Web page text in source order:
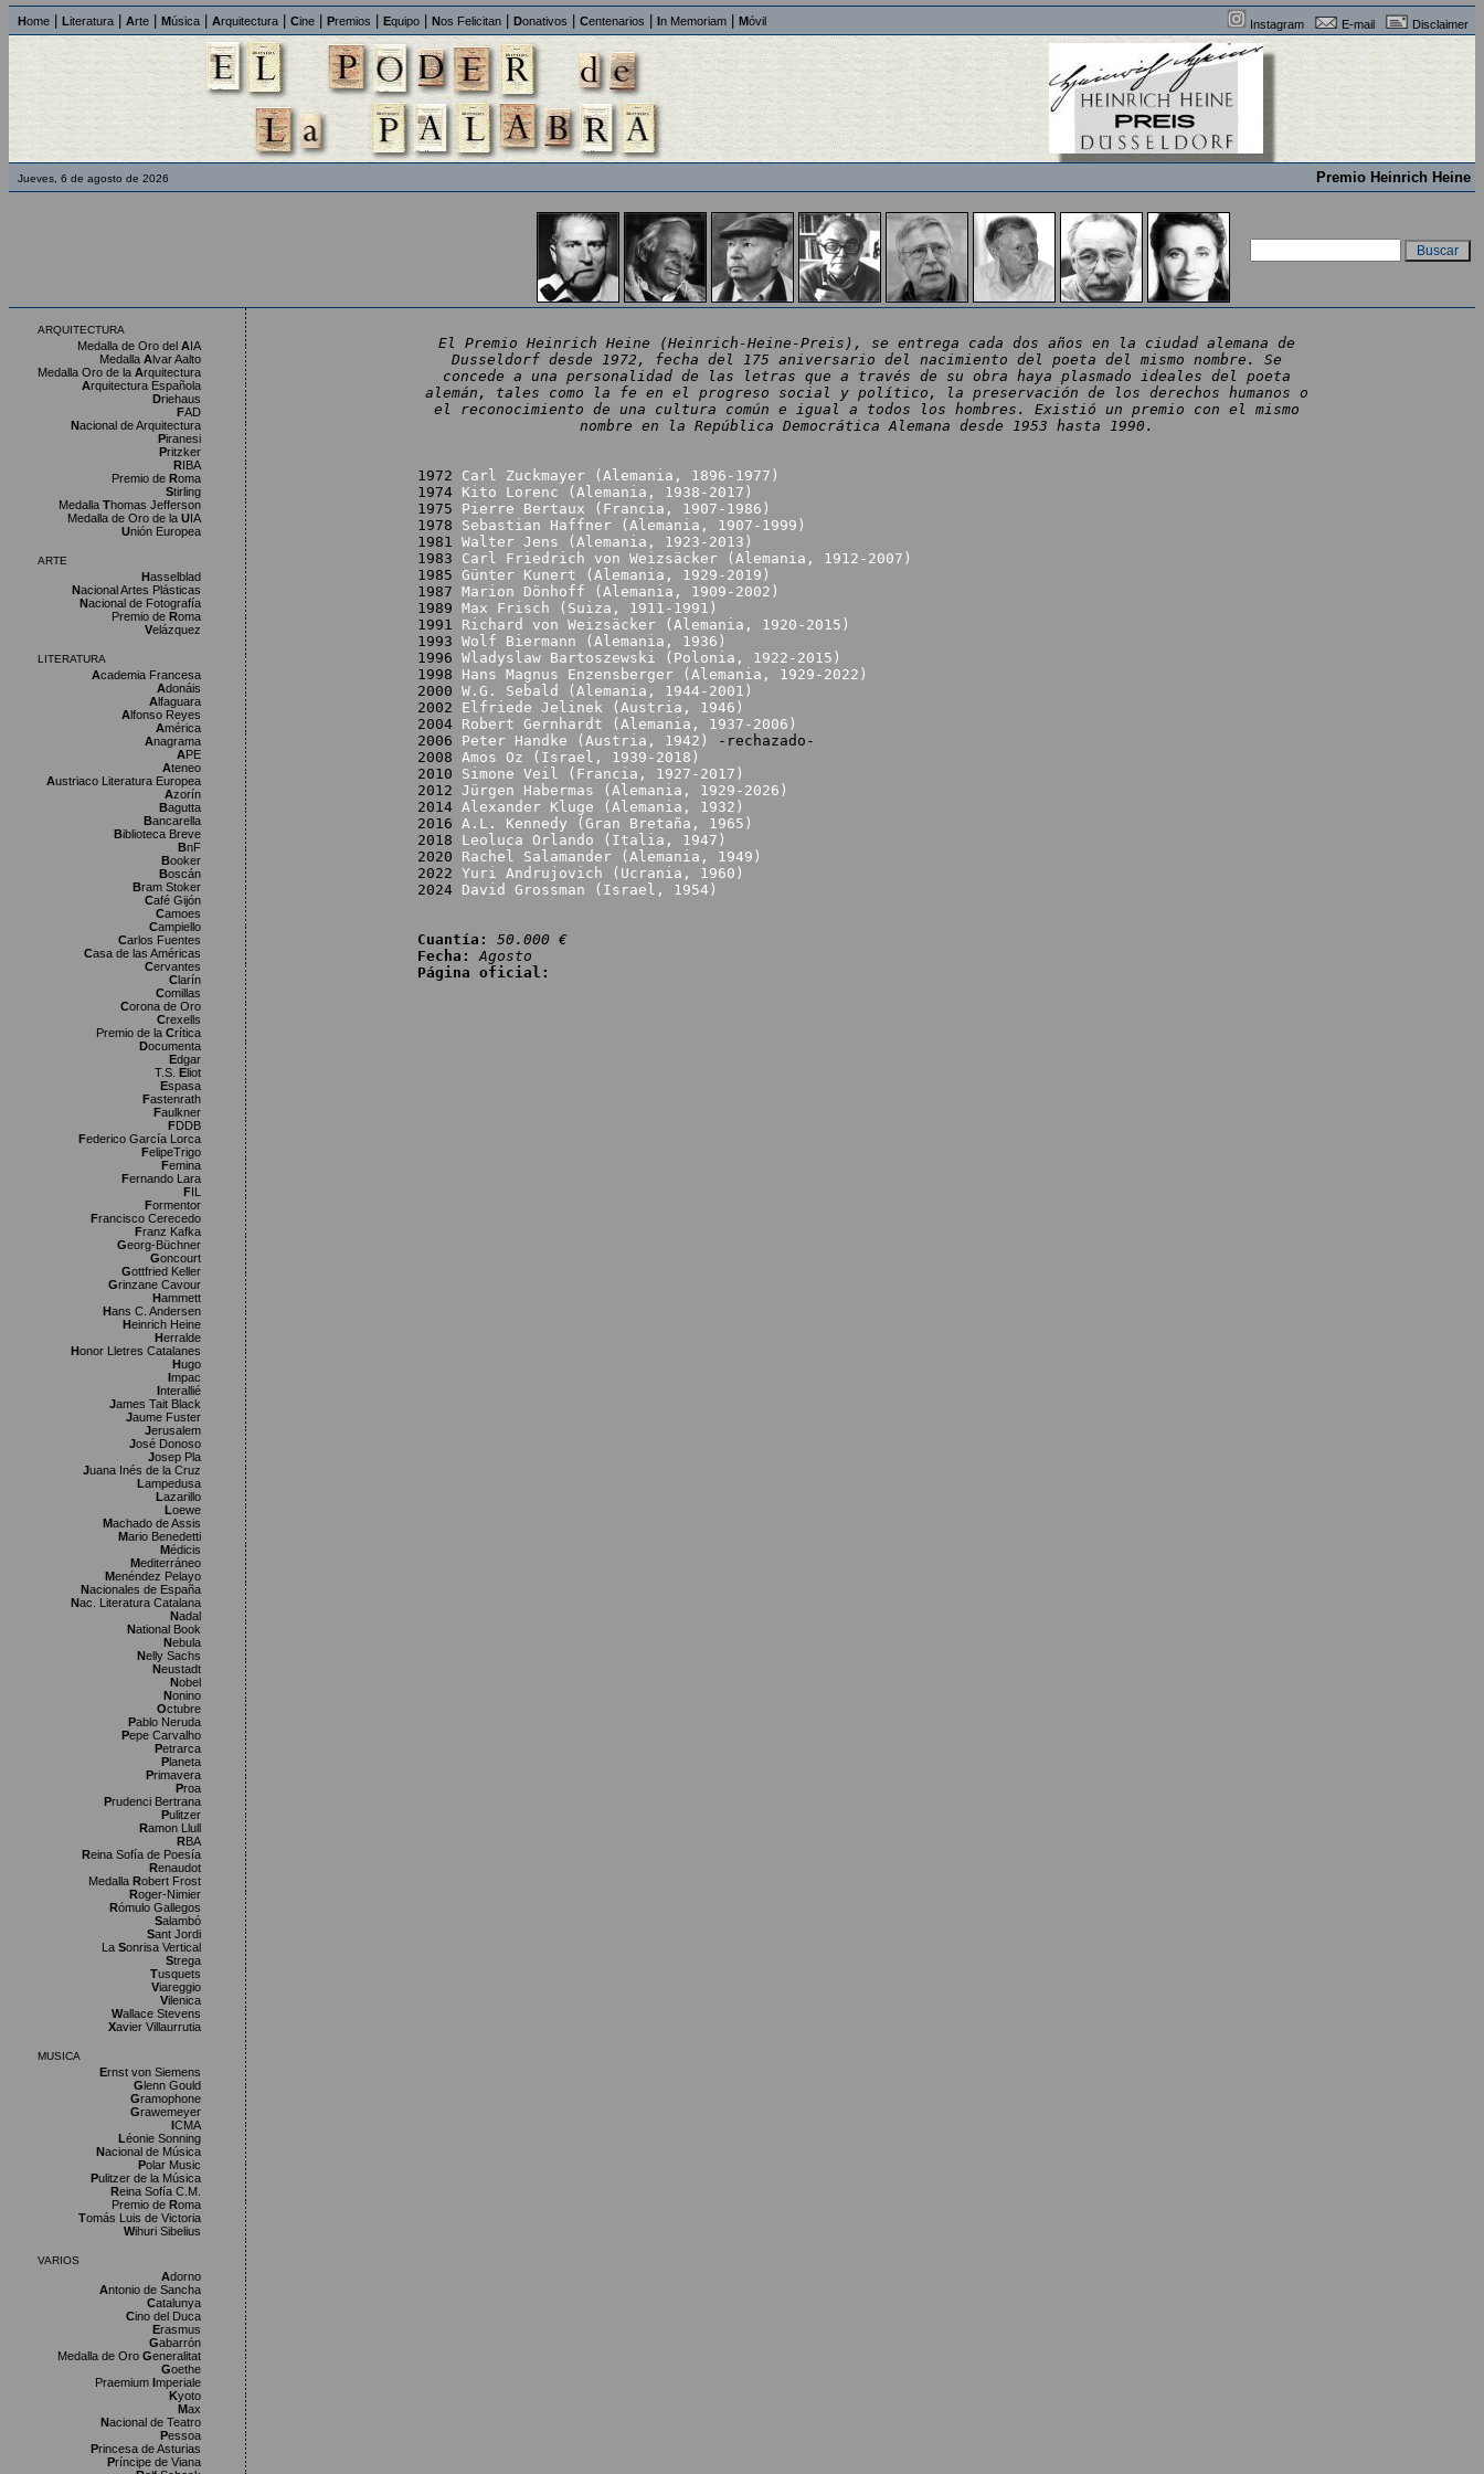
Home Literatura Arte Música Arquitectura Cine Premios Equipo Nos Felicitan Donativos Centenarios In Memoriam Móvil Instagram E-mail Disclaimer
Jueves, 6 de agosto de 2026 Premio Heinrich Heine
ARQUITECTURA
Medalla de Oro del AIA
Medalla Alvar Aalto
Medalla Oro de la Arquitectura
Arquitectura Española
Driehaus
FAD
Nacional de Arquitectura
Piranesi
Pritzker
RIBA
Premio de Roma
Stirling
Medalla Thomas Jefferson
Medalla de Oro de la UIA
Unión Europea
ARTE
Hasselblad
Nacional Artes Plásticas
Nacional de Fotografía
Premio de Roma
Velázquez
LITERATURA
Academia Francesa
Adonáis
Alfaguara
Alfonso Reyes
América
Anagrama
APE
Ateneo
Austriaco Literatura Europea
Azorín
Bagutta
Bancarella
Biblioteca Breve
BnF
Booker
Boscán
Bram Stoker
Café Gijón
Camoes
Campiello
Carlos Fuentes
Casa de las Américas
Cervantes
Clarín
Comillas
Corona de Oro
Crexells
Premio de la Crítica
Documenta
Edgar
T.S. Eliot
Espasa
Fastenrath
Faulkner
FDDB
Federico García Lorca
FelipeTrigo
Femina
Fernando Lara
FIL
Formentor
Francisco Cerecedo
Franz Kafka
Georg-Büchner
Goncourt
Gottfried Keller
Grinzane Cavour
Hammett
Hans C. Andersen
Heinrich Heine
Herralde
Honor Lletres Catalanes
Hugo
Impac
Interallié
James Tait Black
Jaume Fuster
Jerusalem
José Donoso
Josep Pla
Juana Inés de la Cruz
Lampedusa
Lazarillo
Loewe
Machado de Assis
Mario Benedetti
Médicis
Mediterráneo
Menéndez Pelayo
Nacionales de España
Nac. Literatura Catalana
Nadal
National Book
Nebula
Nelly Sachs
Neustadt
Nobel
Nonino
Octubre
Pablo Neruda
Pepe Carvalho
Petrarca
Planeta
Primavera
Proa
Prudenci Bertrana
Pulitzer
Ramon Llull
RBA
Reina Sofía de Poesía
Renaudot
Medalla Robert Frost
Roger-Nimier
Rómulo Gallegos
Salambó
Sant Jordi
La Sonrisa Vertical
Strega
Tusquets
Viareggio
Vilenica
Wallace Stevens
Xavier Villaurrutia
MUSICA
Ernst von Siemens
Glenn Gould
Gramophone
Grawemeyer
ICMA
Léonie Sonning
Nacional de Música
Polar Music
Pulitzer de la Música
Reina Sofía C.M.
Premio de Roma
Tomás Luis de Victoria
Wihuri Sibelius
VARIOS
Adorno
Antonio de Sancha
Catalunya
Cino del Duca
Erasmus
Gabarrón
Medalla de Oro Generalitat
Goethe
Praemium Imperiale
Kyoto
Max
Nacional de Teatro
Pessoa
Princesa de Asturias
Príncipe de Viana
El Premio Heinrich Heine (Heinrich-Heine-Preis), se entrega cada dos años en la ciudad alemana de
Dusseldorf desde 1972, fecha del 175 aniversario del nacimiento del poeta del mismo nombre. Se
concede a una personalidad de las letras que a través de su obra haya plasmado ideales del poeta
alemán, tales como la fe en el progreso social y político, la preservación de los derechos humanos o
el reconocimiento de una cultura común e igual a todos los hombres. Existió un premio con el mismo
nombre en la República Democrática Alemana desde 1953 hasta 1990.
1972 Carl Zuckmayer (Alemania, 1896-1977)
1974 Kito Lorenc (Alemania, 1938-2017)
1975 Pierre Bertaux (Francia, 1907-1986)
1978 Sebastian Haffner (Alemania, 1907-1999)
1981 Walter Jens (Alemania, 1923-2013)
1983 Carl Friedrich von Weizsäcker (Alemania, 1912-2007)
1985 Günter Kunert (Alemania, 1929-2019)
1987 Marion Dönhoff (Alemania, 1909-2002)
1989 Max Frisch (Suiza, 1911-1991)
1991 Richard von Weizsäcker (Alemania, 1920-2015)
1993 Wolf Biermann (Alemania, 1936)
1996 Wladyslaw Bartoszewski (Polonia, 1922-2015)
1998 Hans Magnus Enzensberger (Alemania, 1929-2022)
2000 W.G. Sebald (Alemania, 1944-2001)
2002 Elfriede Jelinek (Austria, 1946)
2004 Robert Gernhardt (Alemania, 1937-2006)
2006 Peter Handke (Austria, 1942)
-rechazado-
2008 Amos Oz (Israel, 1939-2018)
2010 Simone Veil (Francia, 1927-2017)
2012 Jürgen Habermas (Alemania, 1929-2026)
2014 Alexander Kluge (Alemania, 1932)
2016 A.L. Kennedy (Gran Bretaña, 1965)
2018 Leoluca Orlando (Italia, 1947)
2020 Rachel Salamander (Alemania, 1949)
2022 Yuri Andrujovich (Ucrania, 1960)
2024 David Grossman (Israel, 1954)
Cuantía:
50.000 €
Fecha:
Agosto
Página oficial: